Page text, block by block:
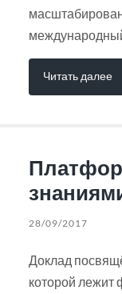
Читать далее
28/09/2017
Доклад
которой лежит